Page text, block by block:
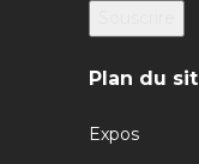
Plan du
Expos